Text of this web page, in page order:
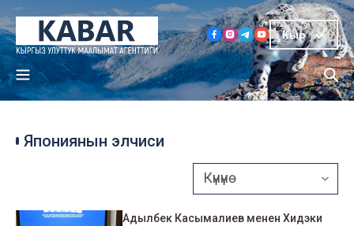
Кыр
Япониянын элчиси
Адылбек Касымалиев менен Хидэки